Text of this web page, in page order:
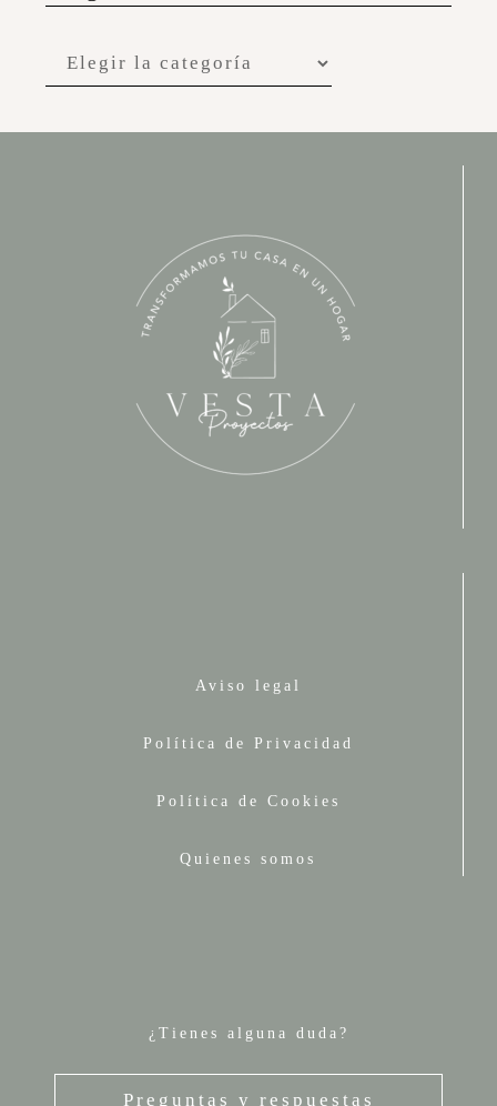
Aviso legal
Política de Privacidad
Política de Cookies
Quienes somos
¿Tienes alguna duda?
Preguntas y respuestas